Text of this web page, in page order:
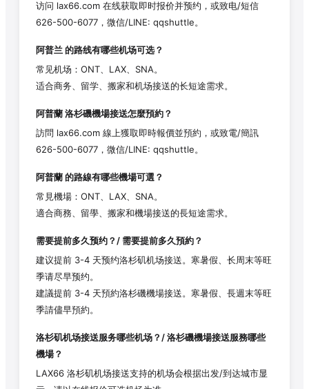
访问 lax66.com 在线获取即时报价并预约，或致电/短信
626-500-6077，微信/LINE: qqshuttle。
阿普兰 的路线有哪些机场可选？
常见机场：ONT、LAX、SNA。
适合商务、留学、搬家和机场接送的长短途需求。
阿普蘭洛杉磯機場接送怎麼預約？
訪問 lax66.com 線上獲取即時報價並預約，或致電/簡訊
626-500-6077，微信/LINE: qqshuttle。
阿普蘭 的路線有哪些機場可選？
常見機場：ONT、LAX、SNA。
適合商務、留學、搬家和機場接送的長短途需求。
需要提前多久预约？/ 需要提前多久預約？
建议提前 3-4 天预约洛杉矶机场接送。寒暑假、长周末等旺
季请尽早预约。
建議提前 3-4 天預約洛杉磯機場接送。寒暑假、長週末等旺
季請儘早預約。
洛杉矶机场接送服务哪些机场？/ 洛杉磯機場接送服務哪些
機場？
LAX66 洛杉矶机场接送支持的机场会根据出发/到达城市显